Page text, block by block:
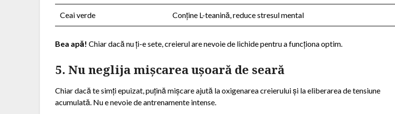
Ceai verde Conține L-teanină, reduce stresul mental
Bea apă! Chiar dacă nu ți-e sete, creierul are nevoie de lichide pentru a funcționa optim.
5. Nu neglija mișcarea ușoară de seară
Chiar dacă te simți epuizat, puțină mișcare ajută la oxigenarea creierului și la eliberarea de tensiune
acumulată. Nu e nevoie de antrenamente intense.